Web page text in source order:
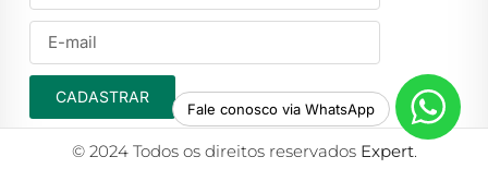
Fale conosco via WhatsApp
CADASTRAR
© 2024 Todos os direitos reservados Expert.